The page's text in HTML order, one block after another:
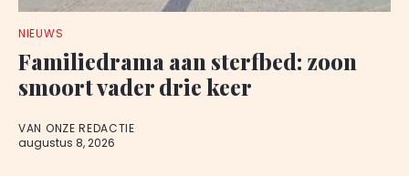
NIEUWS
Familiedrama aan sterfbed: zoon
smoort vader drie keer
VAN ONZE REDACTIE
augustus 8, 2026